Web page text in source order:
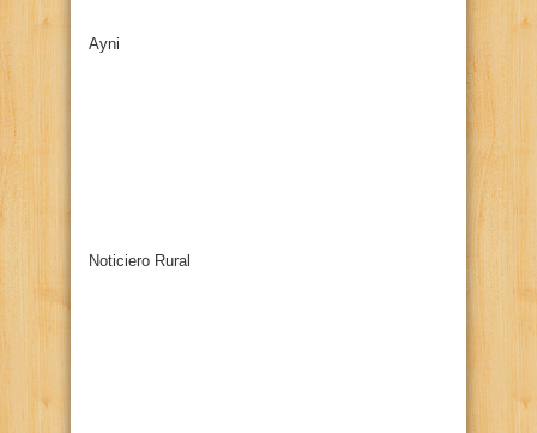
Ayni
Noticiero Rural